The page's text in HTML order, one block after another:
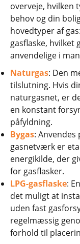
overveje, hvilken
behov og din
hovedtyper af
gasflaske, hvilket
anvendelige i
Naturgas: Den
tilslutning. Hvis
naturgasnet, er
en konstant
påfyldning.
Bygas:
gasnetværk er
energikilde, der
for gasflasker.
LPG-gasflaske:
det muligt at
uden fast
regelmæssig
forhold til